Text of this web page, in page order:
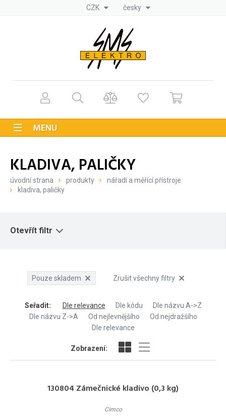
CZK česky
MENU
KLADIVA, PALIČKY
úvodní strana produkty
nářadí a měřící přístroje
kladiva, paličky
Otevřít filtr
Pouze skladem Zrušit všechny filtry
Seřadit: Dle relevance Dle kódu
Dle názvu A->Z
Dle názvu Z->A
Od nejlevnějšího
Od nejdražšího
Dle relevance
Zobrazení:
130804 Zámečnické kladivo (0,3 kg)
Cimco